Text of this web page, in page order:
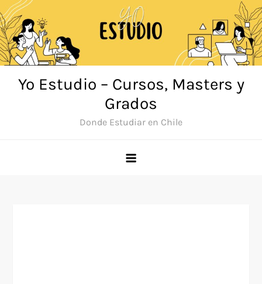
Saltar
al
contenido
Yo Estudio – Cursos, Masters y
Grados
Donde Estudiar en Chile